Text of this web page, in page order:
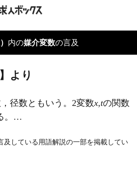
内の媒介変数の言及
より
径数ともいう。2変数x,tの関数
。…
している用語解説の一部を掲載してい